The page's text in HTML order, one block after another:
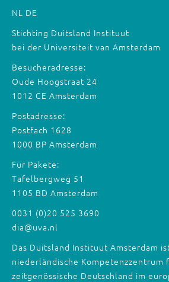
NL DE
Stichting Duitsland Instituut
bei der Universiteit van Amsterdam
Besucheradresse:
Oude Hoogstraat 24
1012 CE Amsterdam
Postadresse:
Postfach 1628
1000 BP Amsterdam
Für Pakete:
Tafelbergweg 51
1105 BD Amsterdam
0031 (0)20 525 3690
dia@uva.nl
Das Duitsland Instituut Amsterdam
niederländische Kompetenzzentrum
zeitgenössische Deutschland im